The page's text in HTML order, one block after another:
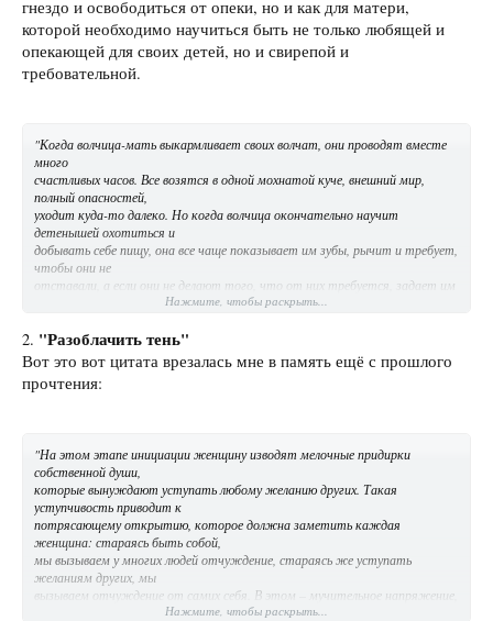
гнездо и освободиться от опеки, но и как для матери,
которой необходимо научиться быть не только любящей и
опекающей для своих детей, но и свирепой и
требовательной.
"Когда волчица-мать выкармливает своих волчат, они проводят вместе
много
счастливых часов. Все возятся в одной мохнатой куче, внешний мир,
полный опасностей,
уходит куда-то далеко. Но когда волчица окончательно научит
детенышей охотиться и
добывать себе пищу, она все чаще показывает им зубы, рычит и требует,
чтобы они не
отставали, а если они не делают того, что от них требуется, задает им
внутреннюю
мать-наседку, которая так подходила нам, когда мы были малы, на
другую, живущую еще
глубже в душевной чаще мать, которая может стать нашей спутницей
Нажмите, чтобы раскрыть...
2. "Разоблачить тень"
Вот это вот цитата врезалась мне в память ещё с прошлого
прочтения:
"На этом этапе инициации женщину изводят мелочные придирки
собственной души,
которые вынуждают уступать любому желанию других. Такая
уступчивость приводит к
потрясающему открытию, которое должна заметить каждая
женщина: стараясь быть собой,
мы вызываем у многих людей отчуждение, стараясь же уступать
желаниям других, мы
вызываем отчуждение от самих себя . В этом – мучительное напряжение,
Нажмите, чтобы раскрыть...